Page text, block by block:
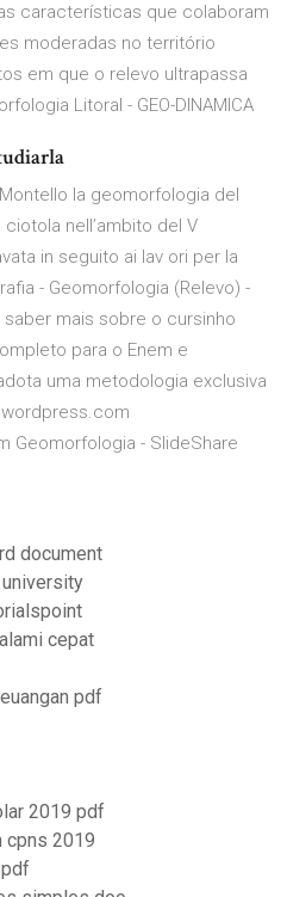
características que colaboram
moderadas no território
em que o relevo ultrapassa
Litoral - GEO-DINAMICA
la geomorfologia del
nell’ambito del V
in seguito ai lav ori per la
- Geomorfologia (Relevo) -
saber mais sobre o cursinho
para o Enem e
uma metodologia exclusiva
Geomorfologia - SlideShare
document
cepat
pdf
2019 pdf
cpns 2019